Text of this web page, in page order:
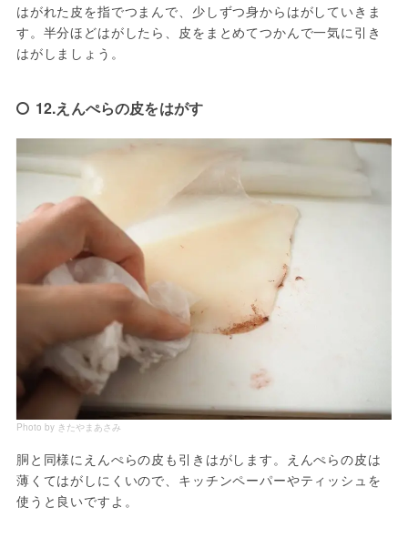
はがれた皮を指でつまんで、少しずつ身からはがしていきま
す。半分ほどはがしたら、皮をまとめてつかんで一気に引き
はがしましょう。
12.えんぺらの皮をはがす
Photo by きたやまあさみ
胴と同様にえんぺらの皮も引きはがします。えんぺらの皮は
薄くてはがしにくいので、キッチンペーパーやティッシュを
使うと良いですよ。